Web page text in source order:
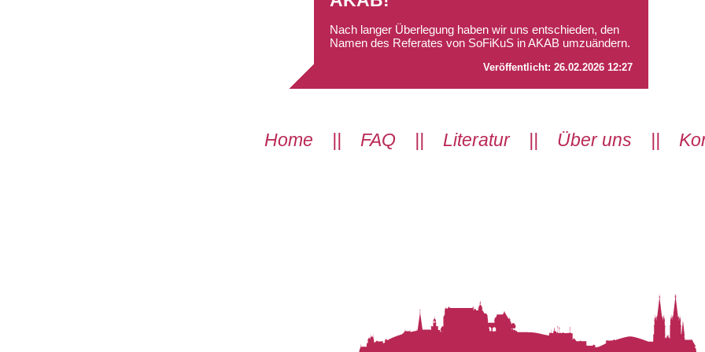
Nach langer Überlegung haben wir uns entschieden, den
Namen des Referates von SoFiKuS in AKAB umzuändern.
Veröffentlicht: 26.02.2026 12:27
Home FAQ Literatur|| Über uns